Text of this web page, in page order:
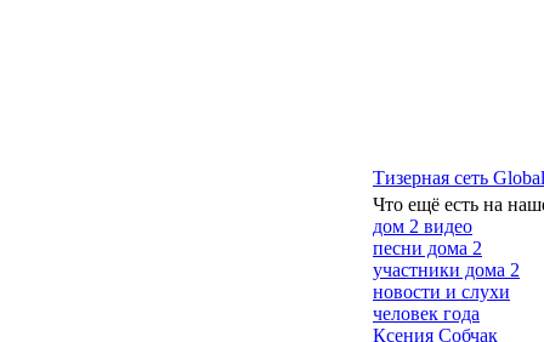
Тизерная сеть
Что ещё есть на
дом 2 видео
песни дома 2
участники дома 2
новости и слухи
человек года
Ксения Собчак